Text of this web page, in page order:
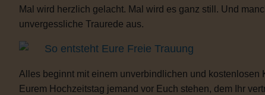
Mal wird herzlich gelacht. Mal wird es ganz still. Und
unvergessliche Traurede aus.
So entsteht Eure Freie Trauung
Alles beginnt mit einem unverbindlichen und
Eurem Hochzeitstag jemand vor Euch stehen, dem Ihr